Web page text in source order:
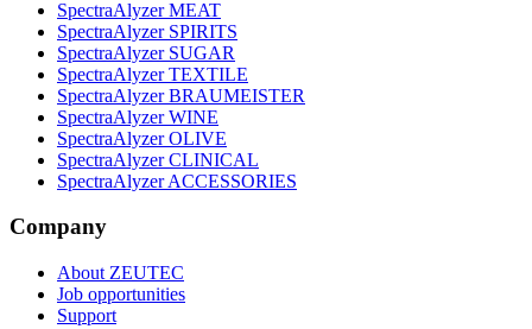
SpectraAlyzer MEAT
SpectraAlyzer SPIRITS
SpectraAlyzer SUGAR
SpectraAlyzer TEXTILE
SpectraAlyzer BRAUMEISTER
SpectraAlyzer WINE
SpectraAlyzer OLIVE
SpectraAlyzer CLINICAL
SpectraAlyzer ACCESSORIES
Company
About ZEUTEC
Job opportunities
Support